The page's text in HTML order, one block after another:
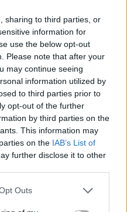
sharing to third parties, or
information for
use the below opt-out
Please note that after your
may continue seeing
information utilized by
to third parties prior to
opt-out of the further
by third parties on the
This information may
on the IAB’s List of
further disclose it to other
Outs
mirusiųjų 100 000
Latvijoje, Slovakijoje,